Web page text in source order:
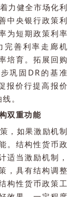
来我国一直在稳
求决定的利率形
具引导市场利率
市场化改革取得
率体系，收益率
着力健全市场
善中央银行政策
率为短期政策利
力完善利率走廊
率培育。拓展回
步巩固DR的基
促报价行提高报
线。